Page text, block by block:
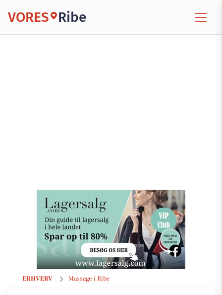
VORES Ribe
ERHVERV Massage i Ribe
Klinik for Fysioterapi v/Helle Klarskov Jørgensen